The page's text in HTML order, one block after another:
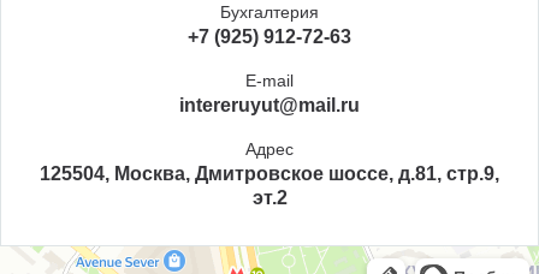
Бухгалтерия
+7 (925) 912-72-63
E-mail
intereruyut@mail.ru
Адрес
125504, Москва, Дмитровское шоссе, д.81, стр.9,
эт.2